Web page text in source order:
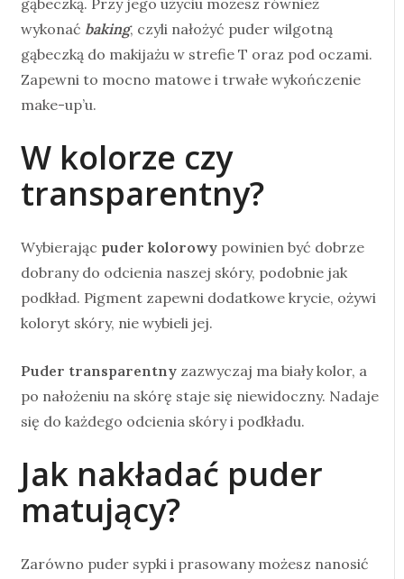
gąbeczką. Przy jego użyciu możesz również
wykonać baking, czyli nałożyć puder wilgotną
gąbeczką do makijażu w strefie T oraz pod oczami.
Zapewni to mocno matowe i trwałe wykończenie
make-up’u.
W kolorze czy
transparentny?
Wybierając puder kolorowy powinien być dobrze
dobrany do odcienia naszej skóry, podobnie jak
podkład. Pigment zapewni dodatkowe krycie, ożywi
koloryt skóry, nie wybieli jej.
Puder transparentny zazwyczaj ma biały kolor, a
po nałożeniu na skórę staje się niewidoczny. Nadaje
się do każdego odcienia skóry i podkładu.
Jak nakładać puder
matujący?
Zarówno puder sypki i prasowany możesz nanosić